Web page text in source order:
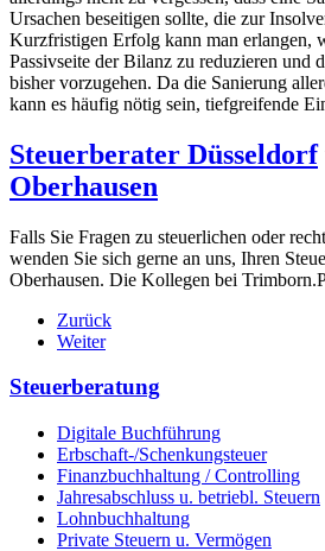
Ursachen beseitigen sollte, die zur
Kurzfristigen Erfolg kann man erlangen,
Passivseite der Bilanz zu reduzieren und
bisher vorzugehen. Da die Sanierung
kann es häufig nötig sein, tiefgreifende
Steuerberater Düsseldorf
Oberhausen
Falls Sie Fragen zu steuerlichen oder
wenden Sie sich gerne an uns, Ihren
Oberhausen. Die Kollegen bei
Zurück
Weiter
Steuerberatung
Digitale Buchführung
Erbschaft-/Schenkungsteuer
Finanzbuchhaltung / Controlling
Jahresabschluss u. betriebl. Steuern
Lohnbuchhaltung
Private Steuern u. Vermögen